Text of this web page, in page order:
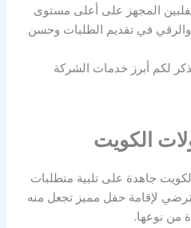
المجهز على أعلى مستوى
والرقي في تقديم الطلبات وحسن
لكم أبرز خدمات الشركة
الكويت
جاهدة على تلبية متطلبات
لإقامة حفل مميز تجعل منه
من نوعها.